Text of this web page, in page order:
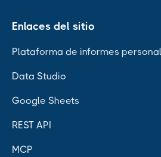
Enlaces del sitio
Plataforma de informes
Data Studio
Google Sheets
REST API
MCP